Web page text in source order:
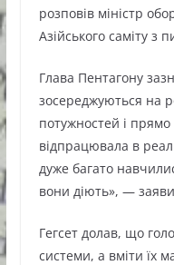
розповів міністр
Азійського саміту з
Глава Пентагону
зосереджуються на
потужностей і
відпрацювала в
дуже багато
вони діють», —
Гегсет долав, що
системи, а вміти їх